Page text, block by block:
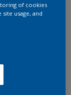
15 L
of cookies
usage, and